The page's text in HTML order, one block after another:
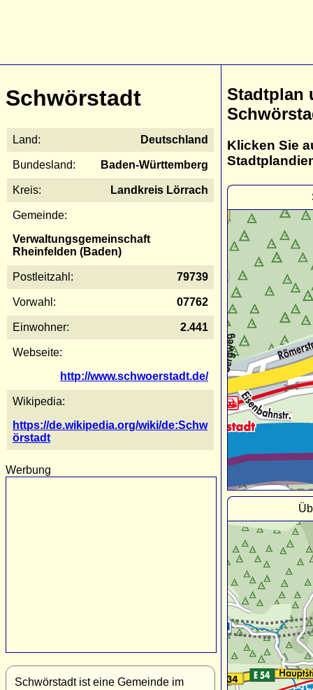
Schwörstadt
Land: Deutschland
Bundesland: Baden-Württemberg
Kreis: Landkreis Lörrach
Gemeinde:
Verwaltungsgemeinschaft
Rheinfelden (Baden)
Postleitzahl: 79739
Vorwahl: 07762
Einwohner: 2.441
Webseite:
http://www.schwoerstadt.de/
Wikipedia:
https://de.wikipedia.org/wiki/de:Schw
örstadt
Werbung
Schwörstadt ist eine Gemeinde im
Stadtplan
Klicken Sie